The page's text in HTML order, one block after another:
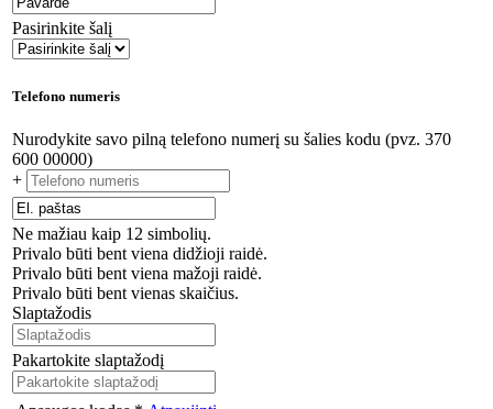
Pasirinkite šalį
Telefono numeris
Nurodykite savo pilną telefono numerį su šalies kodu (pvz. 370
600 00000)
+
Ne mažiau kaip 12 simbolių.
Privalo būti bent viena didžioji raidė.
Privalo būti bent viena mažoji raidė.
Privalo būti bent vienas skaičius.
Slaptažodis
Pakartokite slaptažodį